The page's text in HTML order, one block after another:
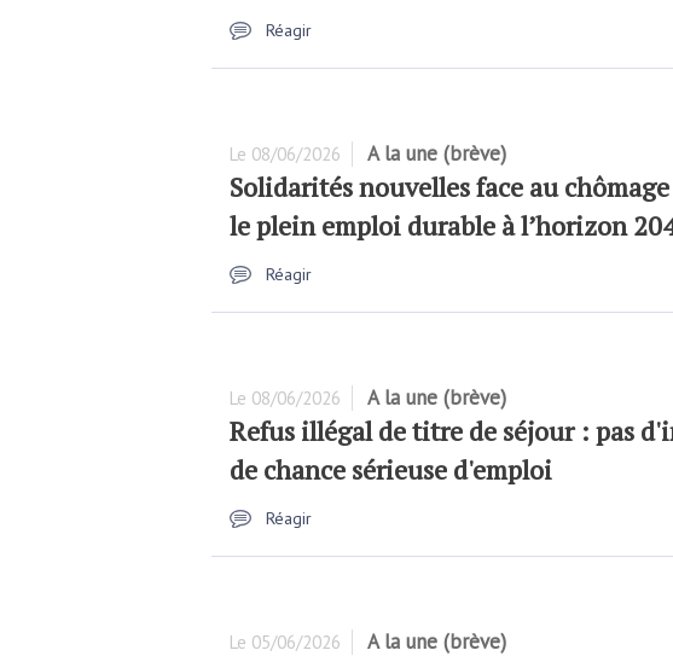
Réagir
Le 08/06/2026 A la une (brève)
Solidarités nouvelles face au
le plein emploi durable à l’horizon
Réagir
Le 08/06/2026 A la une (brève)
Refus illégal de titre de séjour : pas
de chance sérieuse d'emploi
Réagir
Le 05/06/2026 A la une (brève)